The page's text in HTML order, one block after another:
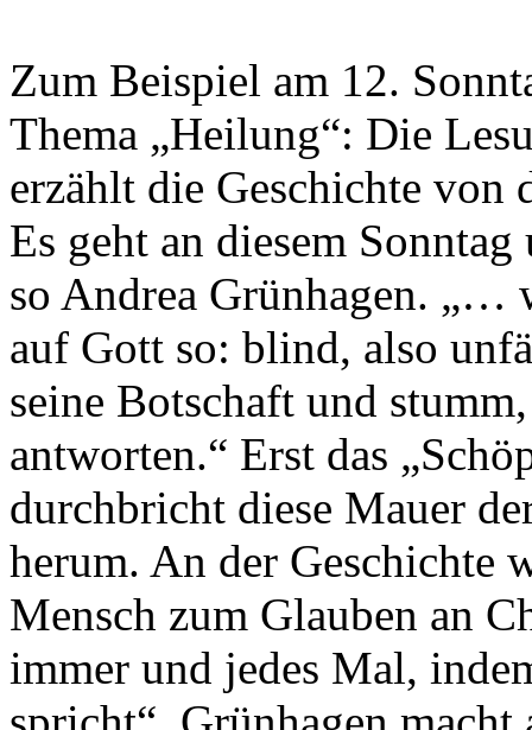
Zum Beispiel am 12.
Thema „Heilung“: Die
erzählt die Geschichte von
Es geht an diesem
so Andrea Grünhagen. „…
auf Gott so: blind, also
seine Botschaft und
antworten.“ Erst das
durchbricht diese Mauer
herum. An der Geschichte
Mensch zum Glauben an
immer und jedes Mal,